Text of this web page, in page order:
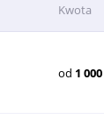
Kwota
od 1 000